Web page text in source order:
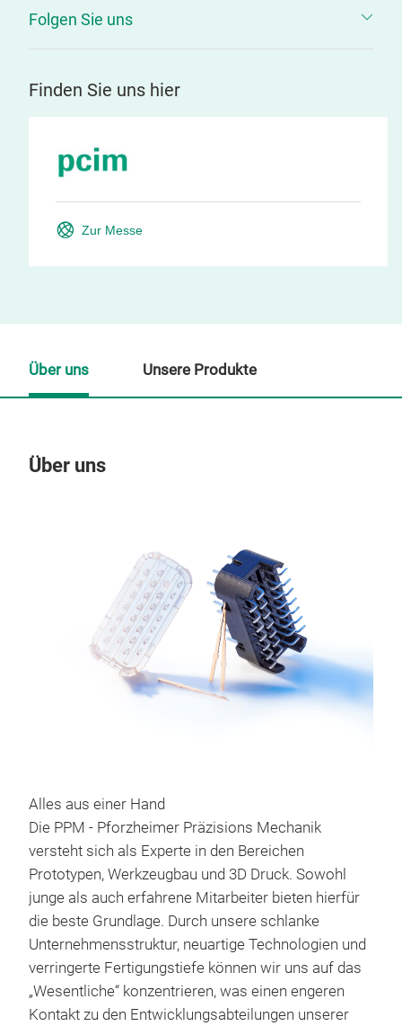
Folgen Sie uns
Finden Sie uns hier
Zur Messe
Über uns
Alles aus einer Hand
Die PPM - Pforzheimer Präzisions Mechanik
versteht sich als Experte in den Bereichen
Prototypen, Werkzeugbau und 3D Druck. Sowohl
junge als auch erfahrene Mitarbeiter bieten hierfür
die beste Grundlage. Durch unsere schlanke
Unternehmensstruktur, neuartige Technologien und
verringerte Fertigungstiefe können wir uns auf das
„Wesentliche“ konzentrieren, was einen engeren
Kontakt zu den Entwicklungsabteilungen unserer
Über uns Unsere Produkte